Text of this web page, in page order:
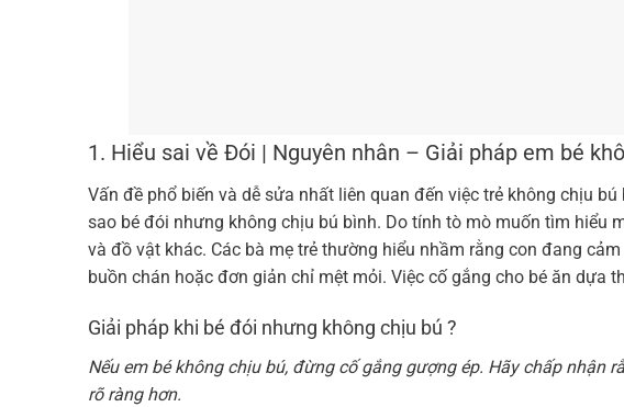
1. Hiểu sai về Đói | Nguyên nhân – Giải pháp em bé
Vấn đề phổ biến và dễ sửa nhất liên quan đến việc trẻ không chịu
sao bé đói nhưng không chịu bú bình. Do tính tò mò muốn tìm hiểu
và đồ vật khác. Các bà mẹ trẻ thường hiểu nhầm rằng con đang
buồn chán hoặc đơn giản chỉ mệt mỏi. Việc cố gắng cho bé ăn dựa
Giải pháp khi bé đói nhưng không chịu bú ?
Nếu em bé không chịu bú, đừng cố gắng gượng ép. Hãy chấp nhận
rõ ràng hơn.